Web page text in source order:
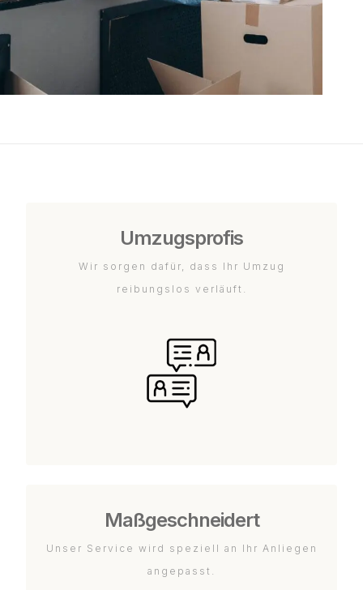
Umzugsprofis
Wir sorgen dafür, dass Ihr Umzug
reibungslos verläuft.
Maßgeschneidert
Unser Service wird speziell an Ihr Anliegen
angepasst.